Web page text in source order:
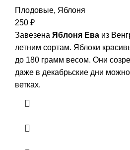
Плодовые, Яблоня
250 ₽
Завезена Яблоня Ева из
летним сортам. Яблоки
до 180 грамм весом. Они
даже в декабрьские дни
ветках.